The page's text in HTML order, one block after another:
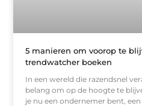
5 manieren om voorop te
trendwatcher boeken
In een wereld die razendsnel
belang om op de hoogte te
je nu een ondernemer bent,